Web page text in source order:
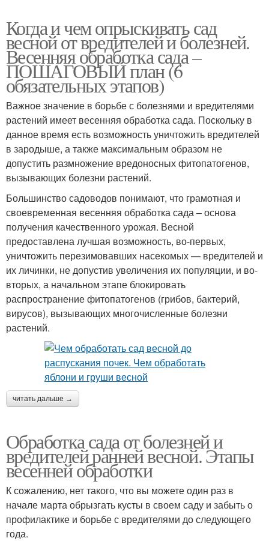
Когда и чем опрыскивать сад
весной от вредителей и болезней.
Весенняя обработка сада –
ПОШАГОВЫЙ план (6
обязательных этапов)
Важное значение в борьбе с болезнями и вредителями
растений имеет весенняя обработка сада. Поскольку в
данное время есть возможность уничтожить вредителей
в зародыше, а также максимальным образом не
допустить размножение вредоносных фитопатогенов,
вызывающих болезни растений.
Большинство садоводов понимают, что грамотная и
своевременная весенняя обработка сада – основа
получения качественного урожая. Весной
предоставлена лучшая возможность, во-первых,
уничтожить перезимовавших насекомых — вредителей и
их личинки, не допустив увеличения их популяции, и во-
вторых, а начальном этапе блокировать
распространение фитопатогенов (грибов, бактерий,
вирусов), вызывающих многочисленные болезни
растений.
читать дальше →
Обработка сада от болезней и
вредителей ранней весной. Этапы
весенней обработки
К сожалению, нет такого, что вы можете один раз в
начале марта обрызгать кусты в своем саду и забыть о
профилактике и борьбе с вредителями до следующего
года.